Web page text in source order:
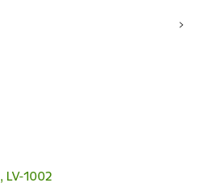
LV-1002